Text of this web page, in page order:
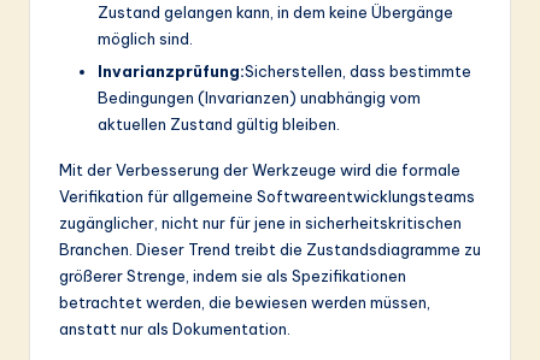
Zustand gelangen kann, in dem keine Übergänge
möglich sind.
Invarianzprüfung:Sicherstellen, dass bestimmte
Bedingungen (Invarianzen) unabhängig vom
aktuellen Zustand gültig bleiben.
Mit der Verbesserung der Werkzeuge wird die formale
Verifikation für allgemeine Softwareentwicklungsteams
zugänglicher, nicht nur für jene in sicherheitskritischen
Branchen. Dieser Trend treibt die Zustandsdiagramme zu
größerer Strenge, indem sie als Spezifikationen
betrachtet werden, die bewiesen werden müssen,
anstatt nur als Dokumentation.